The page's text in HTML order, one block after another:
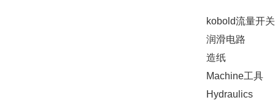
kobold流量开
润滑电路
造纸
Machine工具
Hydraulics